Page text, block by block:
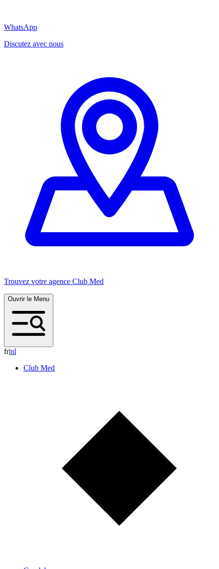
WhatsApp
Discutez avec nous
Trouvez votre agence Club Med
Ouvrir le Menu
fr|nl
Club Med